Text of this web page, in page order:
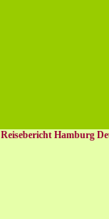
Reisebericht Hamburg